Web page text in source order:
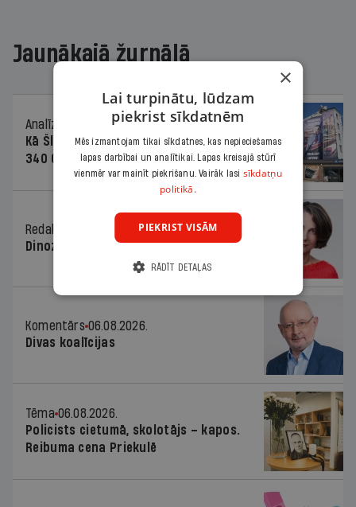
Jaunākajā žurnālā
Analīze
06.08.2026.
Kā Šlesera partija palika nesodīta par
340 000 vērtu reklāmas kampaņu
Redaktores sleja
06.08.2026.
Dinozaura triks
Komentārs 06.08.2026.
Divas koalīcijas
Tēma 06.08.2026.
Policists cietumā, skolotājs – kapos.
Reibuma cena Priekulē
×
Lai turpinātu, lūdzam
piekrist sīkdatnēm
Mēs izmantojam tikai sīkdatnes, kas nepieciešamas
lapas darbībai un analītikai. Lapas kreisajā stūrī
vienmēr var mainīt piekrišanu. Vairāk lasi sīkdatņu
politikā.
PIEKRIST VISĀM
RĀDĪT DETAĻAS